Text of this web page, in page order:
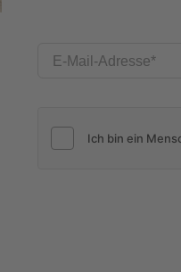
E-Mail-Adresse